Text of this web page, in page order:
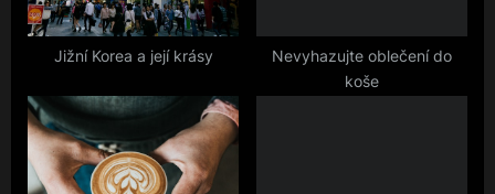
s
Jižní Korea a její krásy
Nevyhazujte oblečení do
koše